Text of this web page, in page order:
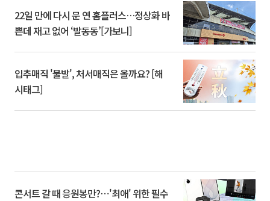
22일 만에 다시 문 연 홈플러스…정상화 바
쁜데 재고 없어 ‘발동동’[가보니]
입추매직 '불발', 처서매직은 올까요? [해
시태그]
콘서트 갈 때 응원봉만?⋯'최애' 위한 필수